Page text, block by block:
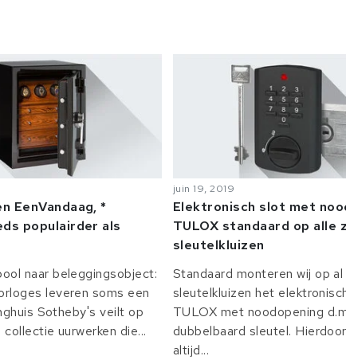
EenVandaag, *
populairder als
naar beleggingsobject:
leveren soms een
Sotheby's veilt op
uurwerken die...
juin 19, 2019
Elektronisch slot met
TULOX standaard op alle
sleutelkluizen
Standaard monteren wij op al
sleutelkluizen het
TULOX met noodopening
dubbelbaard sleutel.
altijd...